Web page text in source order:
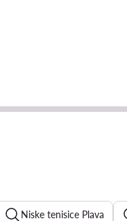
Niske tenisice Plava